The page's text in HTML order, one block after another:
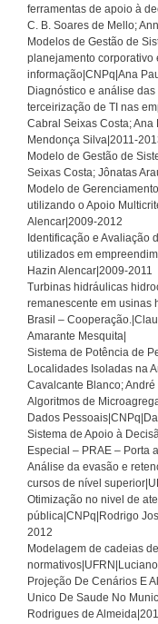
ferramentas de apoio à
C. B. Soares de Mello;
Modelos de Gestão de
planejamento corporativo
informação|CNPq|Ana
Diagnóstico e análise
terceirização de TI nas
Cabral Seixas Costa;
Mendonça Silva|2011-
Modelo de Gestão de
Seixas Costa; Jônatas
Modelo de
utilizando o Apoio
Alencar|2009-2012
Identificação e Avaliação
utilizados em
Hazin Alencar|2009-2011
Turbinas hidráulicas
remanescente em usinas
Brasil –
Amarante Mesquita|
Sistema de Potência de
Localidades Isoladas na
Cavalcante Blanco;
Algoritmos de
Dados
Sistema de Apoio à
Especial – PRAE – Porta
Análise da evasão e
cursos de nível
Otimização no nivel de
pública|CNPq|Rodrigo
2012
Modelagem de cadeias
Projeção De Cenários E
Unico De Saude No
Rodrigues de